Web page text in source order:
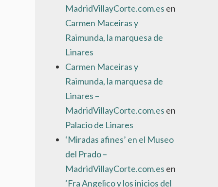
MadridVillayCorte.com.es en
Carmen Maceiras y
Raimunda, la marquesa de
Linares
Carmen Maceiras y
Raimunda, la marquesa de
Linares –
MadridVillayCorte.com.es en
Palacio de Linares
‘Miradas afines’ en el Museo
del Prado –
MadridVillayCorte.com.es en
‘Fra Angelico y los inicios del